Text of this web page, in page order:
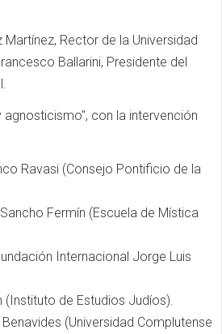
Rector de la Universidad
Ballarini, Presidente del
con la intervención
Ravasi (Consejo Pontificio de la
Fermín (Escuela de Mística
Internacional Jorge Luis
(Instituto de Estudios Judíos).
(Universidad Complutense